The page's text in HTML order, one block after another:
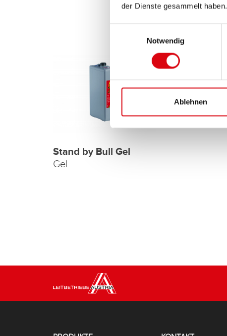
der Dienste gesammelt haben.
Notwendig
Ablehnen
Stand by Bull Gel
Gel